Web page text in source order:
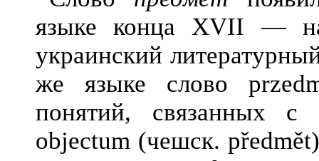
языке конца XVII —
украинский
же языке слово
понятий, связанных с
оbjectum (чешск.